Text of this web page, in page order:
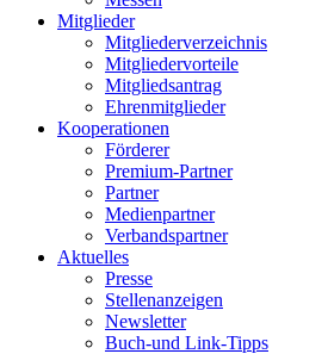
Mitglieder
Mitgliederverzeichnis
Mitgliedervorteile
Mitgliedsantrag
Ehrenmitglieder
Kooperationen
Förderer
Premium-Partner
Partner
Medienpartner
Verbandspartner
Aktuelles
Presse
Stellenanzeigen
Newsletter
Buch-und Link-Tipps